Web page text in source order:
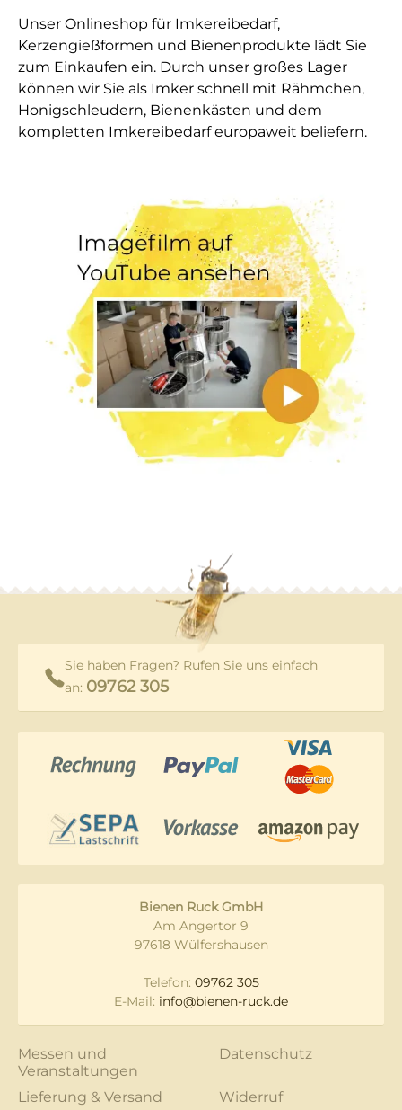
Unser Onlineshop für Imkereibedarf,
Kerzengießformen und Bienenprodukte lädt Sie
zum Einkaufen ein. Durch unser großes Lager
können wir Sie als Imker schnell mit Rähmchen,
Honigschleudern, Bienenkästen und dem
kompletten Imkereibedarf europaweit beliefern.
Sie haben Fragen? Rufen Sie uns einfach
an: 09762 305
Bienen Ruck GmbH
Am Angertor 9
97618 Wülfershausen
Telefon: 09762 305
E-Mail: info@bienen-ruck.de
Messen und
Veranstaltungen
Datenschutz
Lieferung & Versand Widerruf